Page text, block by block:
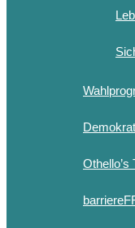
Othello’s